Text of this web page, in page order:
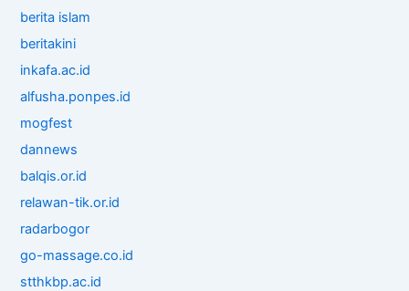
berita islam
beritakini
inkafa.ac.id
alfusha.ponpes.id
mogfest
dannews
balqis.or.id
relawan-tik.or.id
radarbogor
go-massage.co.id
stthkbp.ac.id